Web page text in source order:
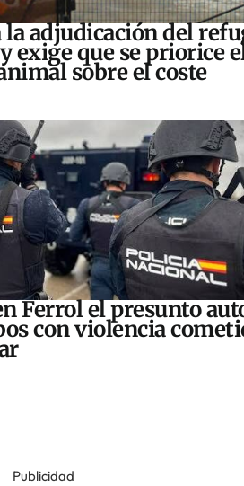
la adjudicación del
exige que se priorice
sobre el coste
Ferrol el presunto
con violencia
Publicidad